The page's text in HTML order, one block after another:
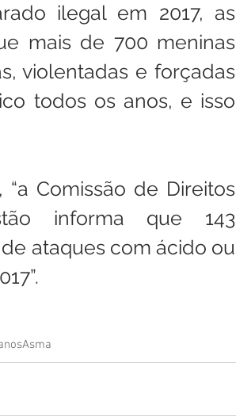
ilegal em 2017, as
mais de 700 meninas
violentadas e forçadas
todos os anos, e isso
Comissão de Direitos
informa que 143
ataques com ácido ou
Asma